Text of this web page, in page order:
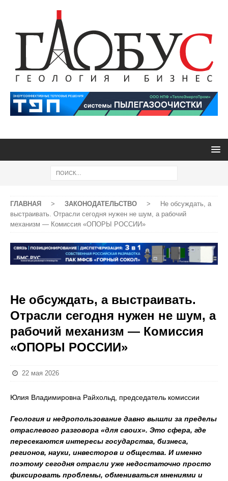
ГЛАВНАЯ > ЗАКОНОДАТЕЛЬСТВО >
Не обсуждать, а
выстраивать. Отрасли сегодня нужен не шум, а рабочий
механизм — Комиссия «ОПОРЫ РОССИИ»
Не обсуждать, а выстраивать.
Отрасли сегодня нужен не шум, а
рабочий механизм — Комиссия
«ОПОРЫ РОССИИ»
22 мая 2026
Юлия Владимировна Райхольд, председатель комиссии
Геология и недропользование давно вышли за пределы
отраслевого разговора «для своих». Это сфера, где
пересекаются интересы государства, бизнеса,
регионов, науки, инвесторов и общества. И именно
поэтому сегодня отрасли уже недостаточно просто
фиксировать проблемы, обмениваться мнениями и